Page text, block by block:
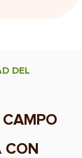
DEL
CAMPO
CON